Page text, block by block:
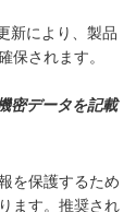
新により、製品
保されます。
密データを記載
を保護するため
ます。推奨され